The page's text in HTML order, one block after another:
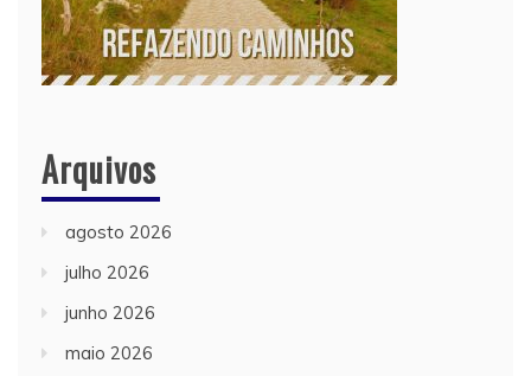
Arquivos
agosto 2026
julho 2026
junho 2026
maio 2026